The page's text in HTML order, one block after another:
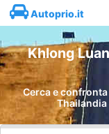
Autoprio.it
Khlong
Cerca e
Thailandia